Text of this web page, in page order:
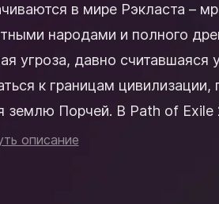
в мире Рэкласта –
народами и полного
угроза, давно считавшаяся
к границам
Path of Exile 2 представлена совершенно новая
из шести акт...
описание